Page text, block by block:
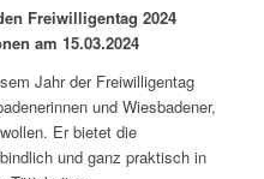
Freiwilligentag 2024
am 15.03.2024
Jahr der Freiwilligentag
und Wiesbadener,
Er bietet die
und ganz praktisch in